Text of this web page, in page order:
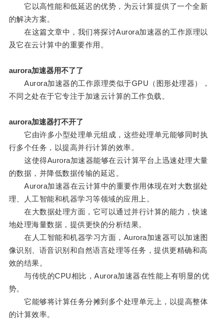
它以高性能和低延迟的优势，为云计算提供了一个全新
的解决方案。
在这篇文章中，我们将探讨Aurora加速器的工作原理以
及它在云计算中的重要作用。
aurora加速器用不了了
Aurora加速器的工作原理类似于GPU（图形处理器），
不同之处在于它专注于加速云计算的工作负载。
aurora加速器打不开了
它由许多小型处理单元组成，这些处理单元能够同时执
行多个任务，以提高并行计算的效率。
这使得Aurora加速器能够在云计算平台上迅速处理大量
的数据，并降低数据传输的延迟。
Aurora加速器在云计算中的重要作用体现在对大数据处
理、人工智能和机器学习等领域的应用上。
在大数据处理方面，它可以通过并行计算的能力，快速
地处理海量数据，提供更快的分析结果。
在人工智能和机器学习方面，Aurora加速器可以加速图
像识别、语音识别和自然语言处理等任务，提供更精确和高
效的结果。
与传统的CPU相比，Aurora加速器在性能上有明显的优
势。
它能够将计算任务分摊到多个处理单元上，以提高整体
的计算效率。